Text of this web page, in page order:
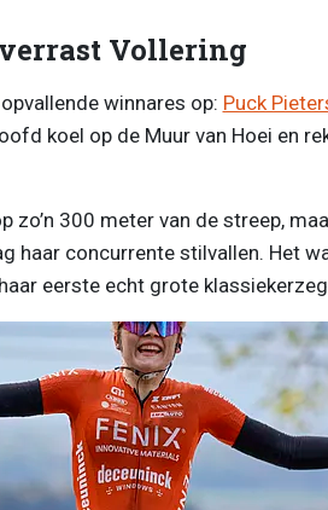
Vollering
winnares op: Puck
koel op de Muur van Hoei en
zo’n 300 meter van de streep,
haar concurrente stilvallen. Het
eerste echt grote